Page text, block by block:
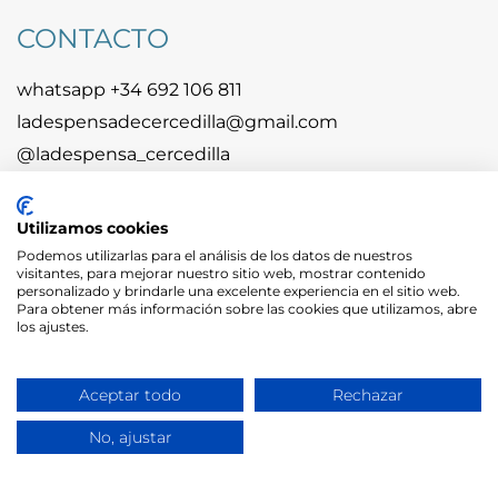
CONTACTO
whatsapp +34 692 106 811
ladespensadecercedilla@gmail.com
@ladespensa_cercedilla
CUENTA DE DIFUSIÓN
Únete a nuestro canal de WhatsApp.
Entérate de las novedades, horarios y cositas
despenseras
UNIRME AL CANAL
Utilizamos cookies
Podemos utilizarlas para el análisis de los datos de nuestros
visitantes, para mejorar nuestro sitio web, mostrar contenido
personalizado y brindarle una excelente experiencia en el sitio web.
Para obtener más información sobre las cookies que utilizamos, abre
los ajustes.
Aceptar todo Rechazar
No, ajustar